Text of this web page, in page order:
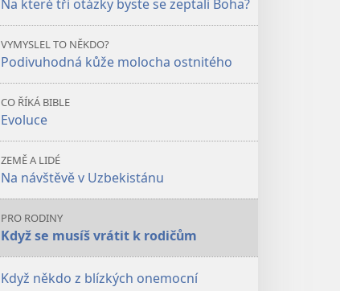
kdyby
existoval
Bůh,
zeptali?
Bůh,
zeptali?
Na které tři otázky byste se zeptali Boha?
VYMYSLEL TO NĚKDO?
Podivuhodná kůže molocha ostnitého
CO ŘÍKÁ BIBLE
Evoluce
ZEMĚ A LIDÉ
Na návštěvě v Uzbekistánu
PRO RODINY
Když se musíš vrátit k rodičům
Když někdo z blízkých onemocní